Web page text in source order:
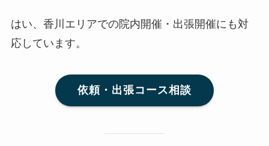
はい、香川エリアでの院内開催・出張開催にも対
応しています。
依頼・出張コース相談